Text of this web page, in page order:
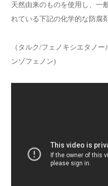
天然由来のものを使用し、一
れている下記の化学的な防腐
（タルク/フェノキシエタノ
ンゾフェノン)